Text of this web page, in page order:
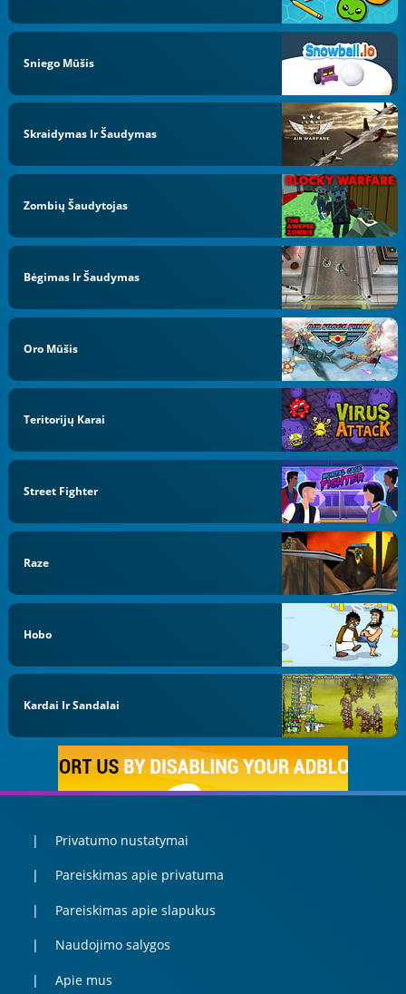
Sniego Mūšis
Skraidymas Ir Šaudymas
Zombių Šaudytojas
Bėgimas Ir Šaudymas
Oro Mūšis
Teritorijų Karai
Street Fighter
Raze
Hobo
Kardai Ir Sandalai
Privatumo nustatymai
Pareiskimas apie privatuma
Pareiskimas apie slapukus
Naudojimo salygos
Apie mus